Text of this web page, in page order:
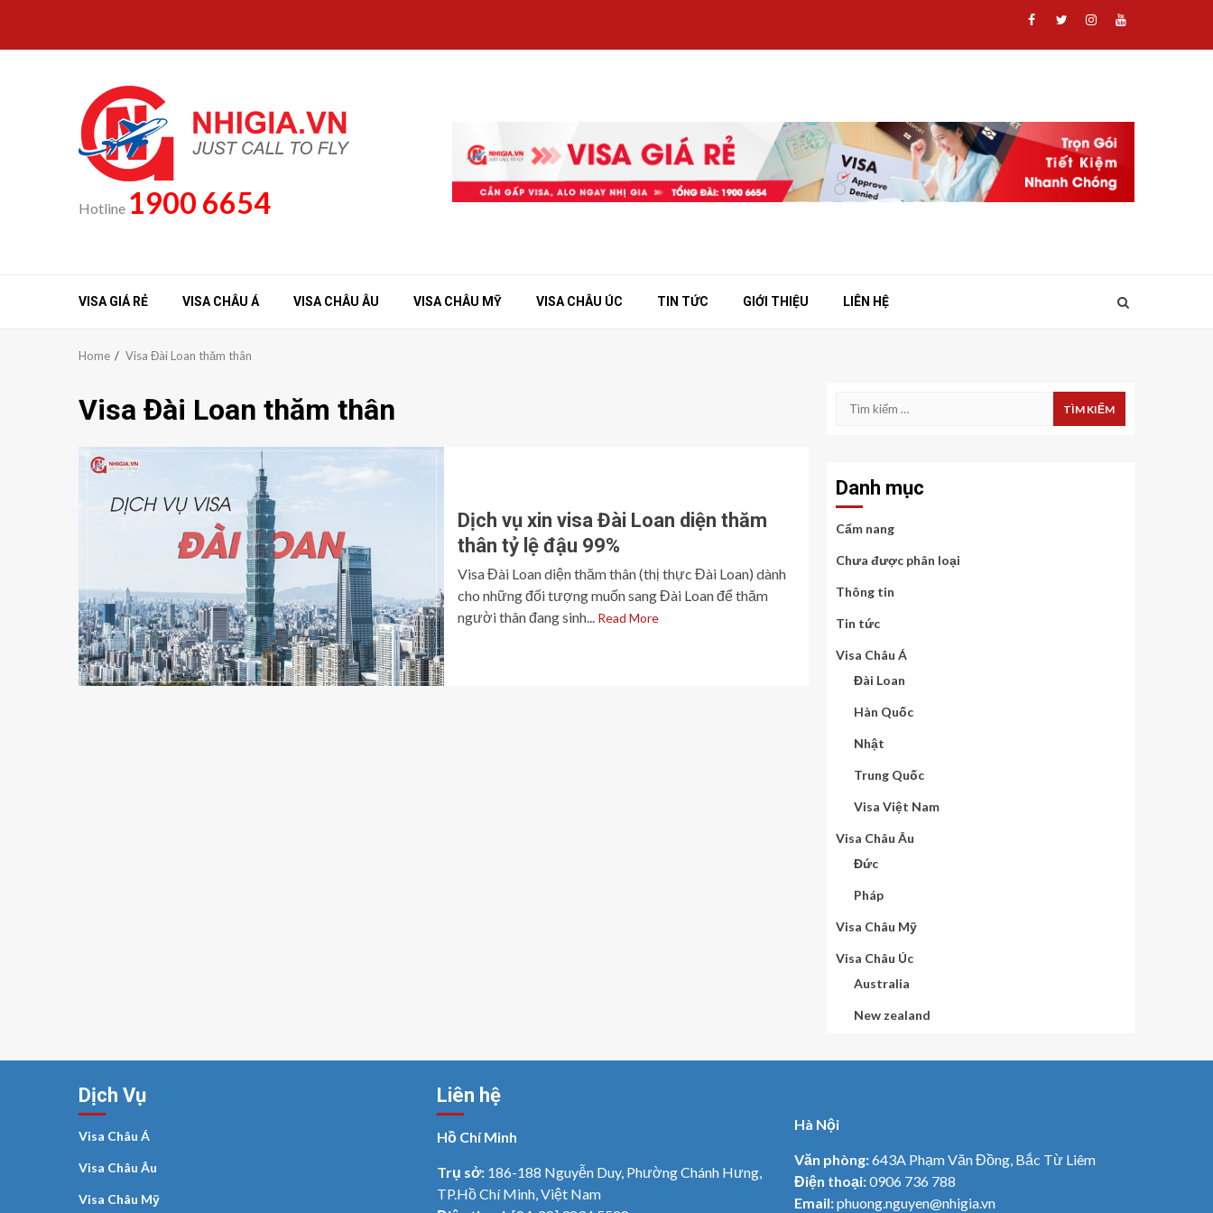
content
Facebook
TwitterInstagram
Youtube
Hotline 1900 6654
VISA GIÁ RẺ VISA CHÂU Á VISA CHÂU ÂU VISA CHÂU MỸ VISA CHÂU ÚC TIN TỨC GIỚI THIỆU LIÊN HỆ
Home Visa Đài Loan thăm thân
Visa Đài Loan thăm thân
Dịch vụ xin visa Đài Loan diện thăm
thân tỷ lệ đậu 99%
Visa Đài Loan diện thăm thân (thị thực Đài Loan) dành
cho những đối tượng muốn sang Đài Loan để thăm
người thân đang sinh...
Read More
Tìm
Danh mục
Cẩm nang
Chưa được phân loại
Thông tin
Tin tức
Visa Châu Á
Đài Loan
Hàn Quốc
Nhật
Trung Quốc
Visa Việt Nam
Visa Châu Âu
Đức
Pháp
Visa Châu Mỹ
Visa Châu Úc
Australia
New zealand
Dịch Vụ
Visa Châu Á
Visa Châu Âu
Visa Châu Mỹ
Liên hệ
Hồ Chí Minh
Trụ sở: 186-188 Nguyễn Duy, Phường Chánh Hưng,
TP.Hồ Chí Minh, Việt Nam
Hà Nội
Văn phòng:643A Phạm Văn Đồng, Bắc Từ Liêm
Điện thoại:0906 736 788
Email:phuong.nguyen@nhigia.vn